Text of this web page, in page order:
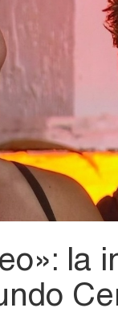
la